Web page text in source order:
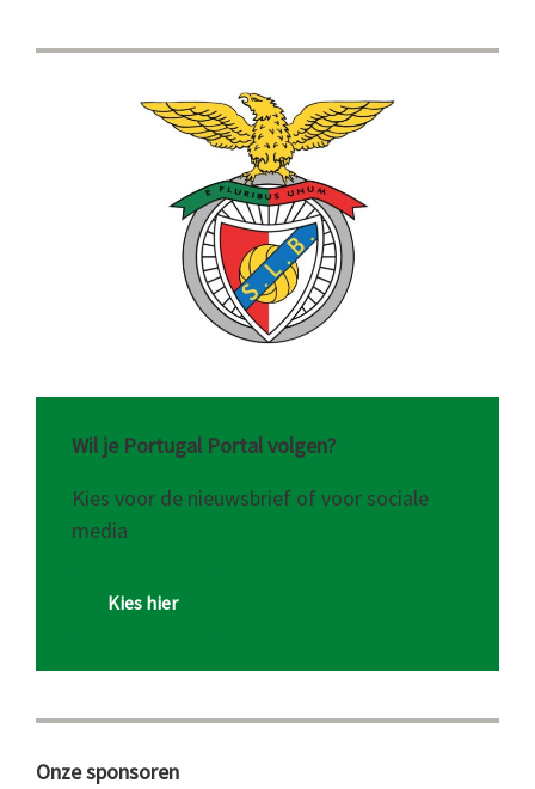
website
Wil je Portugal Portal volgen?
Kies voor de nieuwsbrief of voor sociale
media
Kies hier
Onze sponsoren